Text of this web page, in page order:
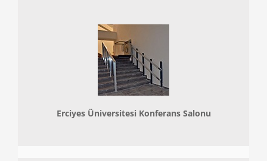
Erciyes Üniversitesi Konferans Salonu